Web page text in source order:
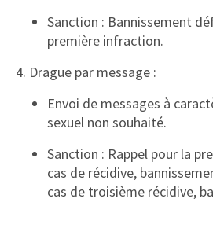
Sanction : Bannissement
première infraction.
4. Drague par message :
Envoi de messages à
sexuel non souhaité.
Sanction : Rappel pour la
cas de récidive,
cas de troisième récidive,